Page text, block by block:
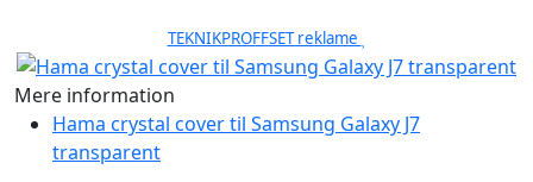
TEKNIKPROFFSET reklame
Mere information
Hama crystal cover til Samsung Galaxy J7
transparent